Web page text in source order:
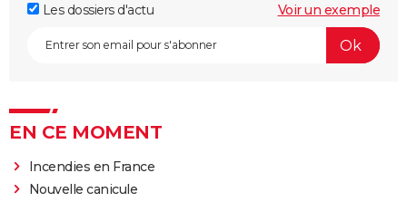
Les dossiers d'actu
Voir un exemple
EN CE MOMENT
Incendies en France
Nouvelle canicule